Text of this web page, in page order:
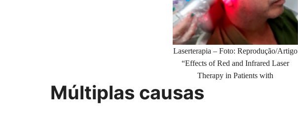
Laserterapia – Foto: Reprodução/Artigo
“Effects of Red and Infrared Laser
Therapy in Patients with
Múltiplas causas